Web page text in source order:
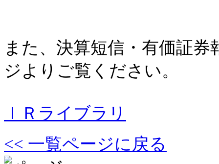
また、決算短信・有価証
ジよりご覧ください。
ＩＲライブラリ
<< 一覧ページに戻る